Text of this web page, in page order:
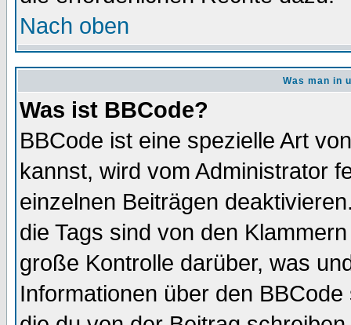
Nach oben
Was man in
Was ist BBCode?
BBCode ist eine spezielle Art
kannst, wird vom Administrator
einzelnen Beiträgen
die Tags sind von den
große Kontrolle darüber, was
Informationen über den